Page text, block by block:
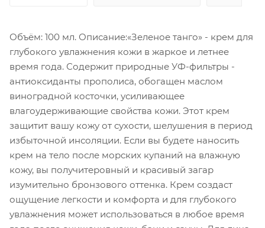
Объём: 100 мл. Описание:«Зеленое танго» - крем для
глубокого увлажнения кожи в жаркое и летнее
время года. Содержит природные УФ-фильтры -
антиоксиданты прополиса, обогащен маслом
виноградной косточки, усиливающее
влагоудерживающие свойства кожи. Этот крем
защитит вашу кожу от сухости, шелушения в период
избыточной инсоляции. Если вы будете наносить
крем на тело после морских купаний на влажную
кожу, вы получитеровный и красивый загар
изумительно бронзового оттенка. Крем создаст
ощущение легкости и комфорта и для глубокого
увлажнения может использоваться в любое время